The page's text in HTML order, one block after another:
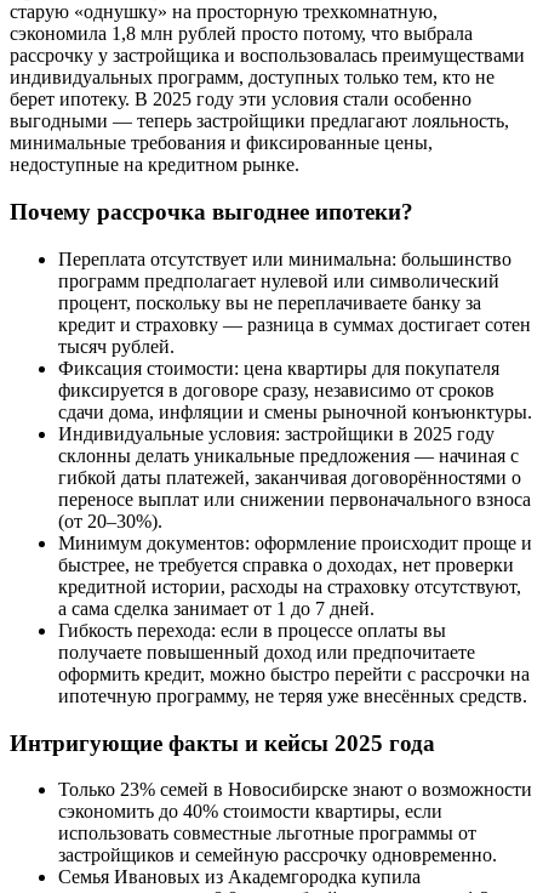
старую «однушку» на просторную трехкомнатную,
сэкономила 1,8 млн рублей просто потому, что выбрала
рассрочку у застройщика и воспользовалась преимуществами
индивидуальных программ, доступных только тем, кто не
берет ипотеку. В 2025 году эти условия стали особенно
выгодными — теперь застройщики предлагают лояльность,
минимальные требования и фиксированные цены,
недоступные на кредитном рынке.
Почему рассрочка выгоднее ипотеки?
Переплата отсутствует или минимальна: большинство
программ предполагает нулевой или символический
процент, поскольку вы не переплачиваете банку за
кредит и страховку — разница в суммах достигает сотен
тысяч рублей.
Фиксация стоимости: цена квартиры для покупателя
фиксируется в договоре сразу, независимо от сроков
сдачи дома, инфляции и смены рыночной конъюнктуры.
Индивидуальные условия: застройщики в 2025 году
склонны делать уникальные предложения — начиная с
гибкой даты платежей, заканчивая договорённостями о
переносе выплат или снижении первоначального взноса
(от 20–30%).
Минимум документов: оформление происходит проще и
быстрее, не требуется справка о доходах, нет проверки
кредитной истории, расходы на страховку отсутствуют,
а сама сделка занимает от 1 до 7 дней.
Гибкость перехода: если в процессе оплаты вы
получаете повышенный доход или предпочитаете
оформить кредит, можно быстро перейти с рассрочки на
ипотечную программу, не теряя уже внесённых средств.
Интригующие факты и кейсы 2025 года
Только 23% семей в Новосибирске знают о возможности
сэкономить до 40% стоимости квартиры, если
использовать совместные льготные программы от
застройщиков и семейную рассрочку одновременно.
Семья Ивановых из Академгородка купила